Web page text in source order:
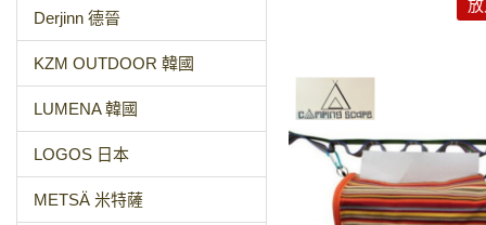
Derjinn 德晉
KZM OUTDOOR 韓國
LUMENA 韓國
LOGOS 日本
METSÄ 米特薩